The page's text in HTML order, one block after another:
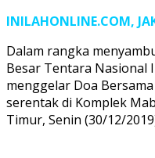
INILAHONLINE.COM,
Dalam rangka
Besar Tentara Nasional
menggelar Doa
serentak di Komplek
Timur, Senin (30/12/